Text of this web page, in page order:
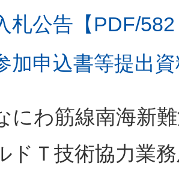
札公告【PDF/
加申込書等提出
にわ筋線南海新
ドＴ技術協力業